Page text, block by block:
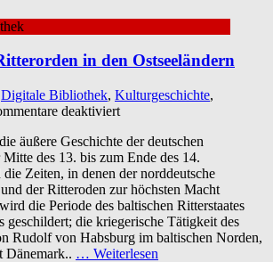
in den Ostseeländern
Digitale Bibliothek, Kulturgeschichte,
deaktiviertfür
Hanse
und
Ritterorden
in
den
Ostseeländern
äußere Geschichte der deutschen
des 13. bis zum Ende des 14.
die Zeiten, in denen der norddeutsche
der Ritteroden zur höchsten Macht
die Periode des baltischen Ritterstaates
geschildert; die kriegerische Tätigkeit des
Rudolf von Habsburg im baltischen Norden,
Dänemark.. … Weiterlesen